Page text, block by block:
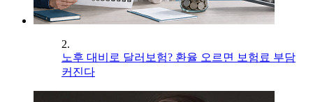
2.
노후 대비로 달러보험? 환율 오르면 보험료 부담
커진다